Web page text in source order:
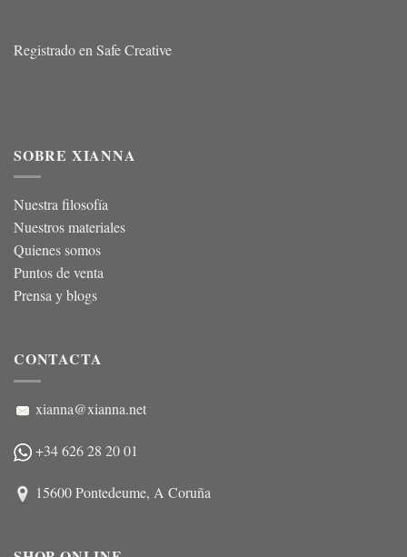
Registrado en Safe Creative
SOBRE XIANNA
Nuestra filosofía
Nuestros materiales
Quienes somos
Puntos de venta
Prensa y blogs
CONTACTA
xianna@xianna.net
+34 626 28 20 01
15600 Pontedeume, A Coruña